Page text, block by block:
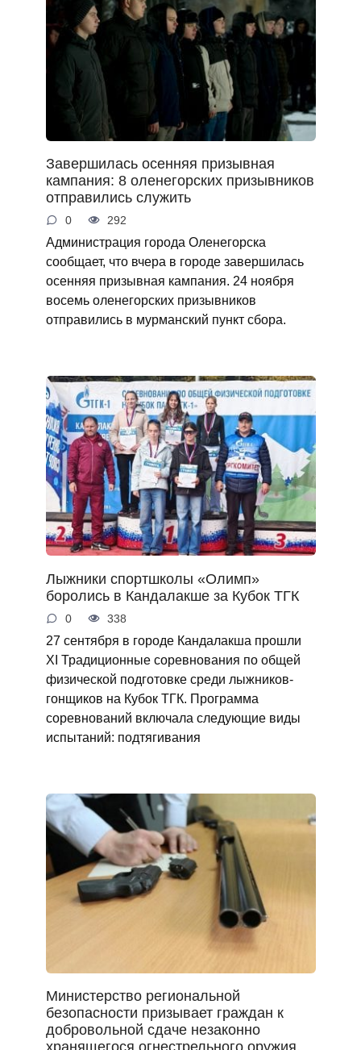
Завершилась осенняя призывная
кампания: 8 оленегорских призывников
отправились служить
0 292
Администрация города Оленегорска
сообщает, что вчера в городе завершилась
осенняя призывная кампания. 24 ноября
восемь оленегорских призывников
отправились в мурманский пункт сбора.
Лыжники спортшколы «Олимп»
боролись в Кандалакше за Кубок ТГК
0 338
27 сентября в городе Кандалакша прошли
XI Традиционные соревнования по общей
физической подготовке среди лыжников-
гонщиков на Кубок ТГК. Программа
соревнований включала следующие виды
испытаний: подтягивания
Министерство региональной
безопасности призывает граждан к
добровольной сдаче незаконно